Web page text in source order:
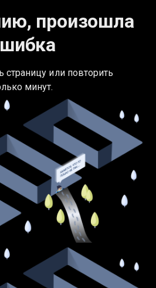
произошла
страницу или повторить
минут.